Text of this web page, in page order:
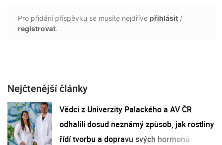
Pro přidání příspěvku se musíte nejdříve přihlásit /
registrovat.
Nejčtenější články
Vědci z Univerzity Palackého a AV ČR
odhalili dosud neznámý způsob, jak rostliny
řídí tvorbu a dopravu svých hormonů